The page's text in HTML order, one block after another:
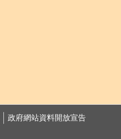
政府網站資料開放宣告